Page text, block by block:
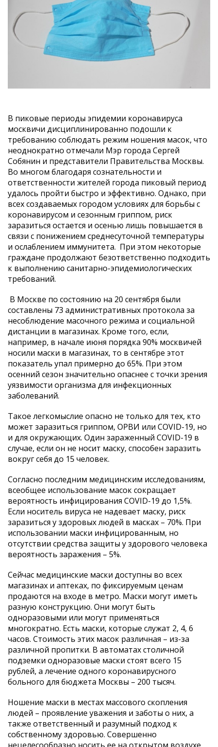
В пиковые периоды эпидемии коронавируса
москвичи дисциплинированно подошли к
требованию соблюдать режим ношения масок, что
неоднократно отмечали Мэр города Сергей
Собянин и представители Правительства Москвы.
Во многом благодаря сознательности и
ответственности жителей города пиковый период
удалось пройти быстро и эффективно. Однако, при
всех создаваемых городом условиях для борьбы с
коронавирусом и сезонным гриппом, риск
заразиться остается и осенью лишь повышается в
связи с понижением среднесуточной температуры
и ослаблением иммунитета. При этом некоторые
граждане продолжают безответственно подходить
к выполнению санитарно-эпидемиологических
требований.
В Москве по состоянию на 20 сентября были
составлены 73 административных протокола за
несоблюдение масочного режима и социальной
дистанции в магазинах. Кроме того, если,
например, в начале июня порядка 90% москвичей
носили маски в магазинах, то в сентябре этот
показатель упал примерно до 65%. При этом
осенний сезон значительно опаснее с точки зрения
уязвимости организма для инфекционных
заболеваний.
Такое легкомыслие опасно не только для тех, кто
может заразиться гриппом, ОРВИ или COVID-19, но
и для окружающих. Один зараженный COVID-19 в
случае, если он не носит маску, способен заразить
вокруг себя до 15 человек.
Согласно последним медицинским исследованиям,
всеобщее использование масок сокращает
вероятность инфицирования COVID-19 до 1,5%.
Если носитель вируса не надевает маску, риск
заразиться у здоровых людей в масках – 70%. При
использовании маски инфицированным, но
отсутствии средства защиты у здорового человека
вероятность заражения – 5%.
Сейчас медицинские маски доступны во всех
магазинах и аптеках, по фиксируемым ценам
продаются на входе в метро. Маски могут иметь
разную конструкцию. Они могут быть
одноразовыми или могут применяться
многократно. Есть маски, которые служат 2, 4, 6
часов. Стоимость этих масок различная – из-за
различной пропитки. В автоматах столичной
подземки одноразовые маски стоят всего 15
рублей, а лечение одного коронавирусного
больного для бюджета Москвы – 200 тысяч.
Ношение маски в местах массового скопления
людей – проявление уважения и заботы о них, а
также ответственный и разумный подход к
собственному здоровью. Совершенно